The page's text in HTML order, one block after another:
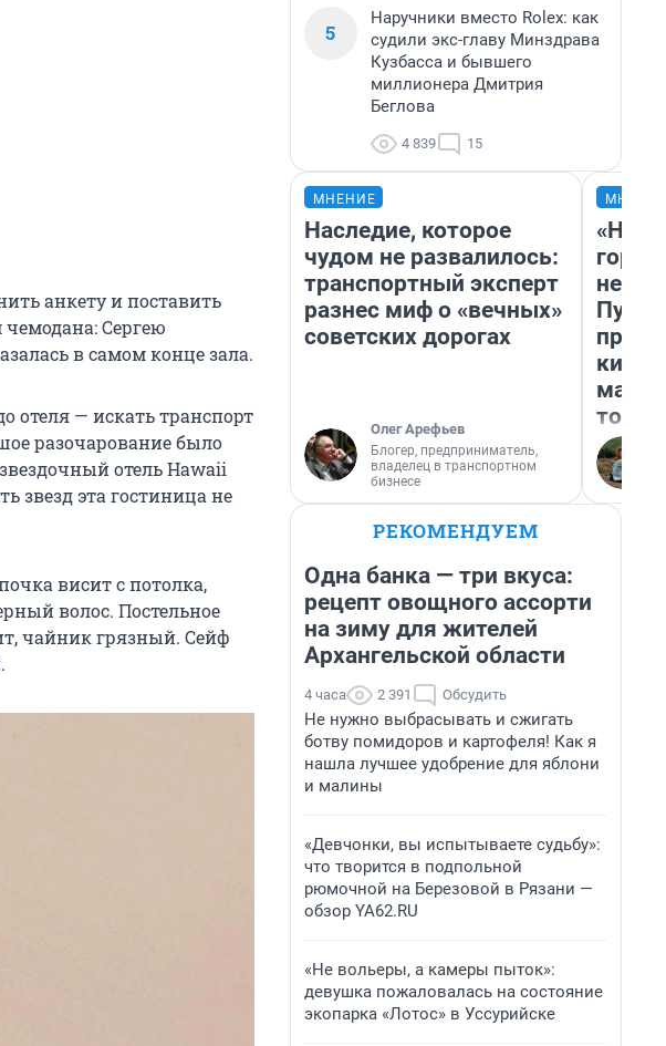
анкету и поставить
Сергею
в самом конце зала.
отеля — искать транспорт
разочарование было
отель Hawaii
звезд эта гостиница не
висит с потолка,
волос. Постельное
чайник грязный. Сейф
5
Наручники вместо Rolex: как
судили экс-главу Минздрава
Кузбасса и бывшего
миллионера Дмитрия
Беглова
4 839 15
МНЕНИЕ
Наследие, которое
чудом не развалилось:
транспортный эксперт
разнес миф о «вечных»
советских дорогах
Олег Арефьев
Блогер, предприниматель,
владелец в транспортном
бизнесе
«Нет
того
РЕКОМЕНДУЕМ
Одна банка — три вкуса:
рецепт овощного ассорти
на зиму для жителей
Архангельской области
4 часа 2 391 Обсудить
Не нужно выбрасывать и сжигать
ботву помидоров и картофеля! Как я
нашла лучшее удобрение для яблони
и малины
«Девчонки, вы испытываете судьбу»:
что творится в подпольной
рюмочной на Березовой в Рязани —
обзор YA62.RU
«Не вольеры, а камеры пыток»:
девушка пожаловалась на состояние
экопарка «Лотос» в Уссурийске